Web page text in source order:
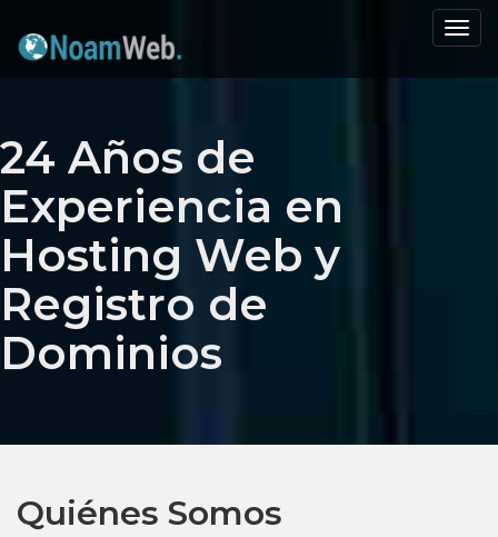
de
24 Años de
Experiencia en
Hosting Web y
Registro de
Dominios
Quiénes Somos